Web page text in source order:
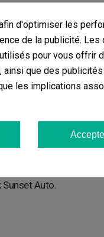
indica tout en
vous vivez sur la
connu
de richesse
Sunset Auto.
d'optimiser les
de la publicité. Les
pour vous offrir
ainsi que des publicités
les implications